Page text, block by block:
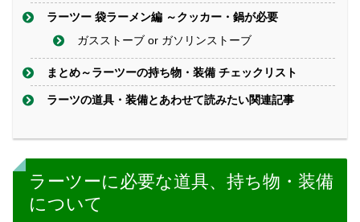
ラーツー 袋ラーメン編 ～クッカー・鍋が必要
ガスストーブ or ガソリンストーブ
まとめ～ラーツーの持ち物・装備 チェックリスト
ラーツの道具・装備とあわせて読みたい関連記事
ラーツーに必要な道具、持ち物・装備
について